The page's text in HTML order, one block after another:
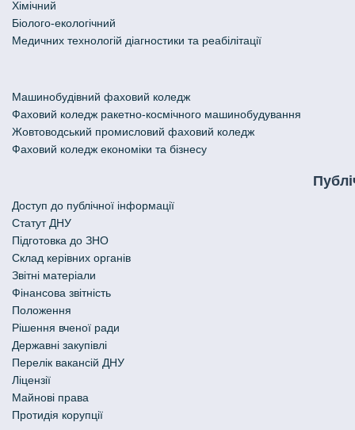
Хімічний
Біолого-екологічний
Медичних технологій діагностики та реабілітації
Машинобудівний фаховий коледж
Фаховий коледж ракетно-космічного машинобудування
Жовтоводський промисловий фаховий коледж
Фаховий коледж економіки та бізнесу
Доступ до публічної інформації
Статут ДНУ
Підготовка до ЗНО
Склад керівних органів
Звітні матеріали
Фінансова звітність
Положення
Рішення вченої ради
Державні закупівлі
Перелік вакансій ДНУ
Ліцензії
Майнові права
Протидія корупції